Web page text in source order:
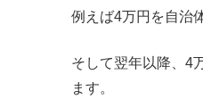
例えば4万円を自治
そして翌年以降、4
ます。